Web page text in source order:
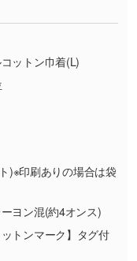
刷したい／印
プの指定や、
ります。→
ー部分だけを
たいキャラク
るデータは切
見る
て
場合、または
場合
換依頼(商
)
～
ットン巾着(L)
)※印刷ありの場合は袋
ヨン混(約4オンス)
トンマーク】タグ付